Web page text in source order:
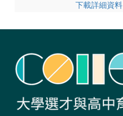
下載詳細資料